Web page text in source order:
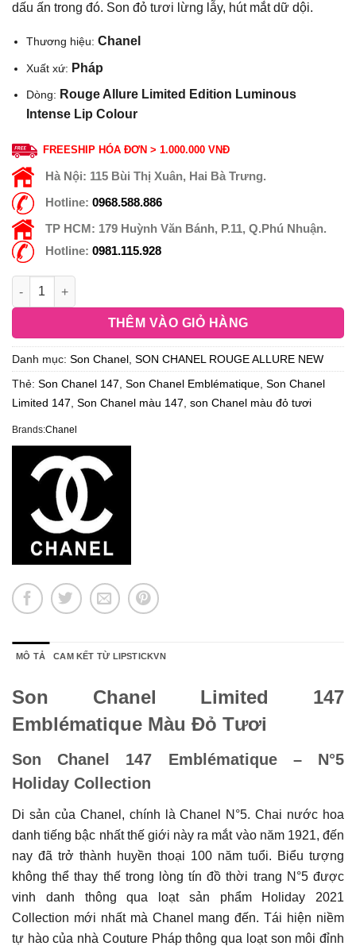
dấu ấn trong đó. Son đỏ tươi lừng lẫy, hút mắt dữ dội.
Thương hiệu: Chanel
Xuất xứ: Pháp
Dòng: Rouge Allure Limited Edition Luminous
Intense Lip Colour
FREESHIP HÓA ĐƠN > 1.000.000 VNĐ
Hà Nội: 115 Bùi Thị Xuân, Hai Bà Trưng.
Hotline: 0968.588.886
TP HCM: 179 Huỳnh Văn Bánh, P.11, Q.Phú Nhuận.
Hotline: 0981.115.928
THÊM VÀO GIỎ HÀNG
Danh mục: Son Chanel SON CHANEL ROUGE ALLURE NEW
Thẻ: Son Chanel 147 Son Chanel Emblématique Son Chanel
Limited 147 Son Chanel màu 147 son Chanel màu đỏ tươi
Brands:Chanel
MÔ TẢ CAM KẾT TỪ LIPSTICKVN
Son Chanel Limited 147
Emblématique Màu Đỏ Tươi
Son Chanel 147 Emblématique – N°5
Holiday Collection
Di sản của Chanel, chính là Chanel N°5. Chai nước hoa
danh tiếng bậc nhất thế giới này ra mắt vào năm 1921, đến
nay đã trở thành huyền thoại 100 năm tuổi. Biểu tượng
không thể thay thế trong lòng tín đồ thời trang N°5 được
vinh danh thông qua loạt sản phẩm Holiday 2021
Collection mới nhất mà Chanel mang đến. Tái hiện niềm
tự hào của nhà Couture Pháp thông qua loạt son môi đỉnh